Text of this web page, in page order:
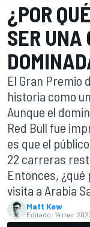
¿POR
SER UNA
El Gran Premio
historia como
Aunque el
Red Bull fue
es que el
22 carreras
Entonces,
visita a Arabia
Matt Kew
Editado: 14 mar